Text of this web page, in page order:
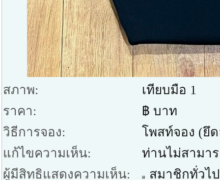
สภาพ:
เทียบมือ 1
ราคา:
฿ บาท
วิธีการจอง:
โพสท์จอง (ยึ
แก้ไขความเห็น:
ท่านไม่สามา
ผู้มีสิทธิแสดงความเห็น:
สมาชิกทั่วไป